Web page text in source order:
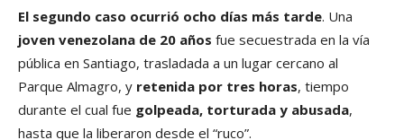
El segundo caso ocurrió ocho días más tarde. Una
joven venezolana de 20 años fue secuestrada en la vía
pública en Santiago, trasladada a un lugar cercano al
Parque Almagro, y retenida por tres horas, tiempo
durante el cual fue golpeada, torturada y abusada,
hasta que la liberaron desde el “ruco”.